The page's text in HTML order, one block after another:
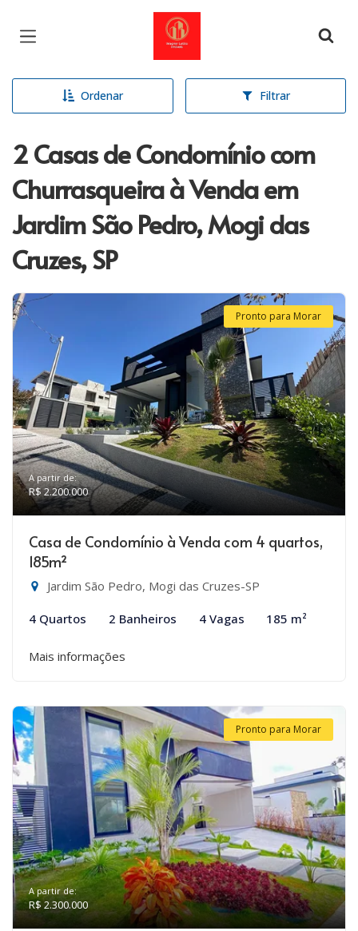
Página inicial
Ordenar Filtrar
2 Casas de Condomínio com
Churrasqueira à Venda em
Jardim São Pedro, Mogi das
Cruzes, SP
Pronto para Morar
A partir de:
R$ 2.200.000
Casa de Condomínio à Venda com 4 quartos,
185m²
Jardim São Pedro, Mogi das Cruzes-SP
4 Quartos 2 Banheiros 4 Vagas 185 m²
Mais informações
Pronto para Morar
A partir de:
R$ 2.300.000